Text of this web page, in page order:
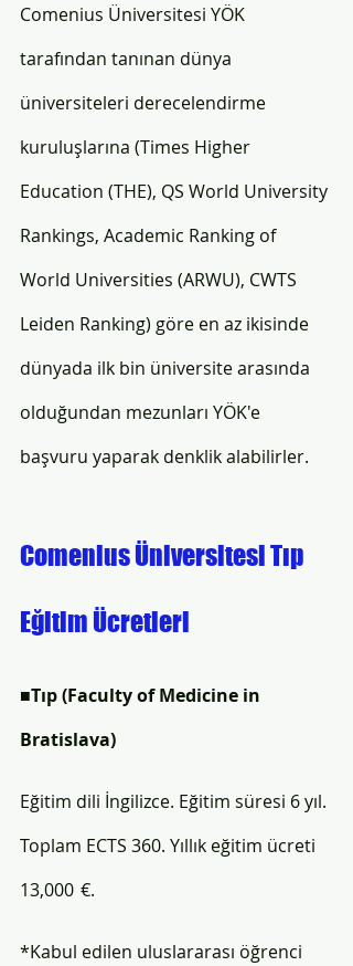
Comenius Üniversitesi YÖK
tarafından tanınan dünya
üniversiteleri derecelendirme
kuruluşlarına (Times Higher
Education (THE), QS World University
Rankings, Academic Ranking of
World Universities (ARWU), CWTS
Leiden Ranking) göre en az ikisinde
dünyada ilk bin üniversite arasında
olduğundan mezunları YÖK'e
başvuru yaparak denklik alabilirler.
Comenius Üniversitesi Tıp
Eğitim Ücretleri
■Tıp (Faculty of Medicine in
Bratislava)
Eğitim dili İngilizce. Eğitim süresi 6 yıl.
Toplam ECTS 360. Yıllık eğitim ücreti
13,000  €.
*Kabul edilen uluslararası öğrenci